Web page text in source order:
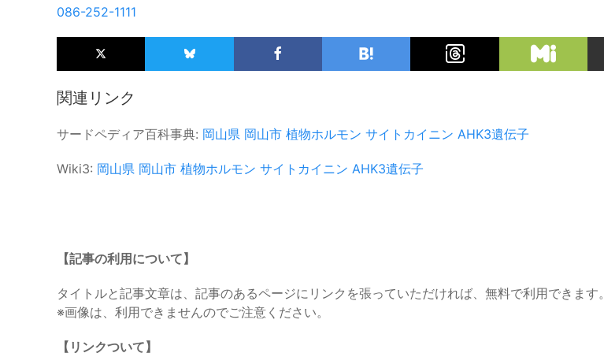
086-252-1111
関連リンク
サードペディア百科事典: 岡山県 岡山市 植物ホルモン サイトカイニン AHK3遺伝子
Wiki3: 岡山県 岡山市 植物ホルモン サイトカイニン AHK3遺伝子
【記事の利用について】
タイトルと記事文章は、記事のあるページにリンクを張っていただければ、無料で利用できます。
※画像は、利用できませんのでご注意ください。
【リンクついて】